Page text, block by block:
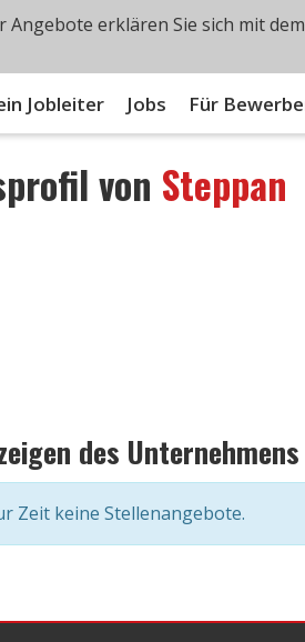
Jobleiter Jobs Für
von Steppan
des
Zeit keine Stellenangebote.
erklären Sie sich mit